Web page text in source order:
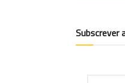
Subscrever